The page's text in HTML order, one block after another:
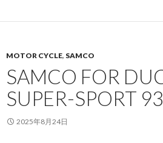
MOTOR CYCLE, SAMCO
SAMCO FOR
SUPER-SPORT
2025年8月24日